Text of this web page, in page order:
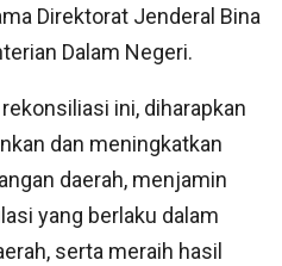
Direktorat Jenderal Bina
Dalam Negeri.
ini, diharapkan
dan meningkatkan
daerah, menjamin
yang berlaku dalam
serta meraih hasil